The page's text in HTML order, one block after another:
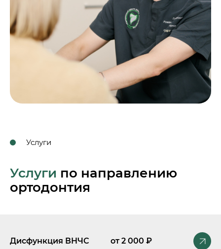
Услуги
Услуги по направлению
ортодонтия
Дисфункция ВНЧС от 2 000 ₽